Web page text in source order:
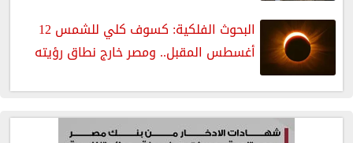
البحوث الفلكية: كسوف كلي للشمس 12
أغسطس المقبل.. ومصر خارج نطاق رؤيته